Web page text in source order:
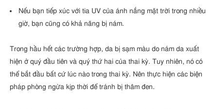
Nếu bạn tiếp xúc với tia UV của ánh nắng mặt trời trong nhiều
giờ, bạn cũng có khả năng bị nám.
Trong hầu hết các trường hợp, da bị sạm màu do nám da xuất
hiện ở quý đầu tiên và quý thứ hai của thai kỳ. Tuy nhiên, nó có
thể bắt đầu bất cứ lúc nào trong thai kỳ. Nên thực hiện các biện
pháp phòng ngừa kịp thời để tránh bị thâm đen.